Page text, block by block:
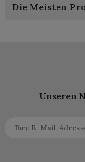
Die Meisten
Unseren